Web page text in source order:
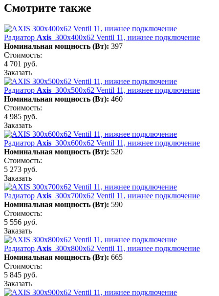
Смотрите также
Радиатор Axis 300х400х62 Ventil 11, нижнее подключение
Номинальная мощность (Вт): 397
Стоимость:
4 701 руб.
Заказать
Радиатор Axis 300х500х62 Ventil 11, нижнее подключение
Номинальная мощность (Вт): 460
Стоимость:
4 985 руб.
Заказать
Радиатор Axis 300х600х62 Ventil 11, нижнее подключение
Номинальная мощность (Вт): 520
Стоимость:
5 273 руб.
Заказать
Радиатор Axis 300х700х62 Ventil 11, нижнее подключение
Номинальная мощность (Вт): 590
Стоимость:
5 556 руб.
Заказать
Радиатор Axis 300х800х62 Ventil 11, нижнее подключение
Номинальная мощность (Вт): 665
Стоимость:
5 845 руб.
Заказать